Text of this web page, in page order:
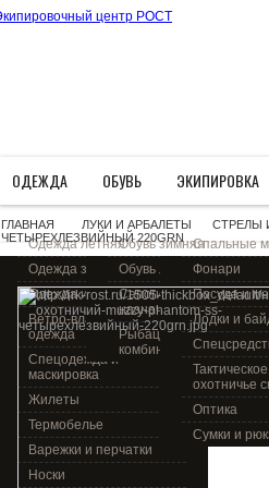
ОДЕЖДА
Одежда летняя
Одежда зимняя
Одежда из флиса
Ветро-влагозащитная
одежда
Спецодежда и
маскировка
Жилеты
Термобелье
Варежки и перчатки
Носки
ОБУВЬ
Обувь зимняя
Обувь летняя
Сапоги общего
назначения
Рыбацкие сапоги и
комбинезоны
ЭКИПИРОВКА
Спальные
Фонари
Посуда и
Лодки и
охотничье
Оптика
Сумки и
ГЛАВНАЯ
>
ЛУКИ И АРБАЛЕТЫ
СТРЕЛЫ
ЧЕТЫРЕХЛЕЗВИЙНЫЙ 220GRN